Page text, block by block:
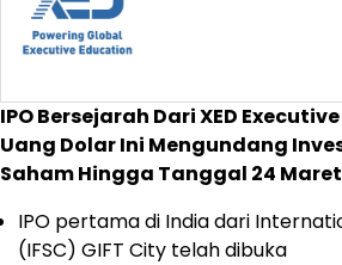
IPO Bersejarah Dari XED
Uang Dolar Ini Mengundang
Saham Hingga Tanggal 24 Maret
IPO pertama di India dari
(IFSC) GIFT City telah dibuka